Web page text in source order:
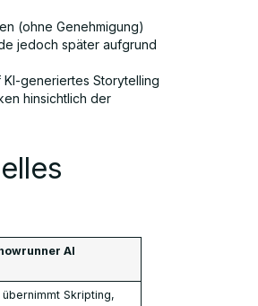
(ohne Genehmigung)
jedoch später aufgrund
generiertes Storytelling
hinsichtlich der
AI
übernimmt Skripting,